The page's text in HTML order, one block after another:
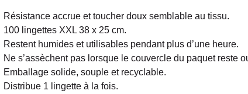
Résistance accrue et toucher doux semblable au tissu.
100 lingettes XXL 38 x 25 cm.
Restent humides et utilisables pendant plus d’une heure.
Ne s’assèchent pas lorsque le couvercle du paquet reste
Emballage solide, souple et recyclable.
Distribue 1 lingette à la fois.